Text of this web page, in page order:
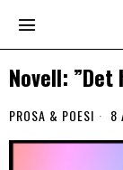
Novell:
PROSA & POESI 8